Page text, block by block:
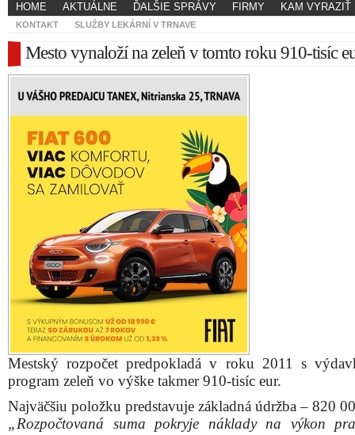
HOME AKTUÁLNE ĎALŠIE SPRÁVY FIRMY KAM VYRAZIŤ
KONTAKT SLUŽBY LEKÁRNÍ V TRNAVE
Mesto vynaloží na zeleň v tomto roku 910-tisíc
Mestský rozpočet predpokladá v roku 2011 s
program zeleň vo výške takmer 910-tisíc eur.
Najväčšiu položku predstavuje základná údržba – 820
„Rozpočtovaná suma pokryje náklady na výkon